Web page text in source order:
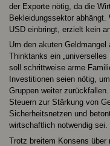
der Exporte nötig, da die
Bekleidungssektor
USD einbringt, erzielt kein
Um den akuten
Thinktanks ein
soll schrittweise arme
Investitionen seien nötig,
Gruppen weiter
Steuern zur Stärkung von
Sicherheitsnetzen und
wirtschaftlich notwendig sei.
Trotz breitem Konsens über